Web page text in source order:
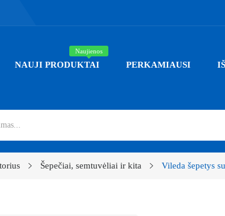
NAUJI PRODUKTAI
Naujienos
PERKAMIAUSI
Šepečiai, semtuvėliai ir kita Vileda šepetys